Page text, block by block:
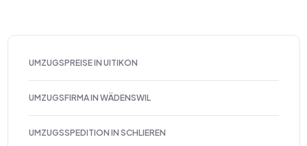
UMZUGSPREISE IN UITIKON
UMZUGSFIRMA IN WÄDENSWIL
UMZUGSSPEDITION IN SCHLIEREN